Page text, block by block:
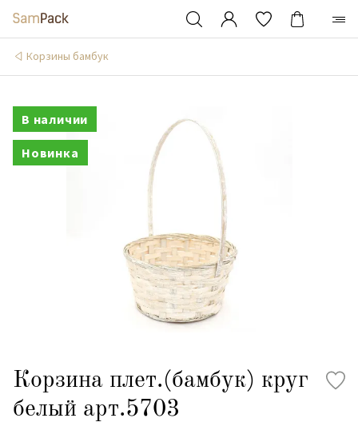
Корзины бамбук
В наличии
Новинка
Корзина плет.(бамбук) круг
белый арт.5703